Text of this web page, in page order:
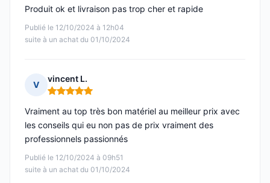
Publié le 12/10/2024 à 12h04
suite à un achat du 01/10/2024
Produit ok et livraison pas trop cher et rapide
V
vincent L.
Note : 5 sur 5
Publié le 12/10/2024 à 09h51
suite à un achat du 01/10/2024
Vraiment au top très bon matériel au meilleur prix avec
les conseils qui eu non pas de prix vraiment des
professionnels passionnés